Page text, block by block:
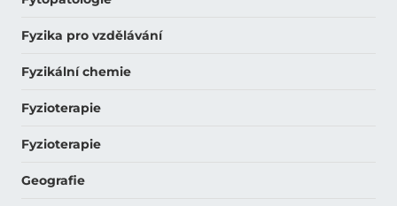
Fyzika pro vzdělávání
Fyzikální chemie
Fyzioterapie
Fyzioterapie
Geografie